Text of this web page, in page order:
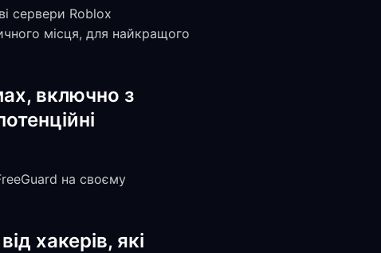
сервери Roblox
місця, для найкращого
включно з
на своєму
хакерів, які